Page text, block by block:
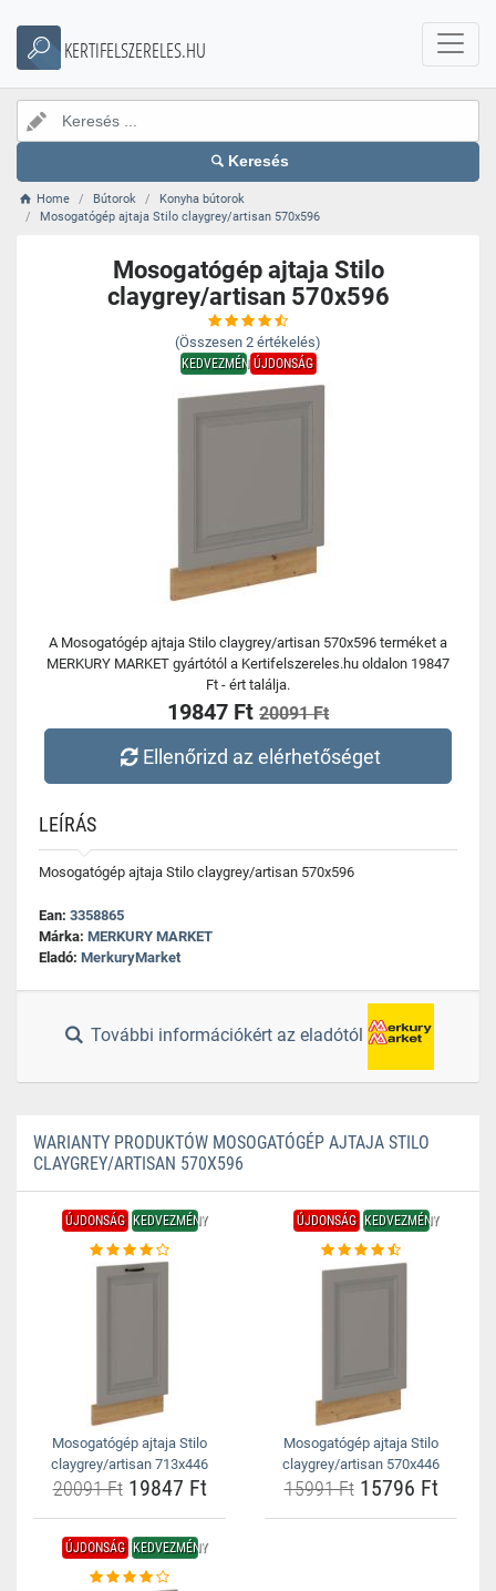
KERTIFELSZERELES.HU
Keresés
Home Bútorok
Konyha bútorok
Mosogatógép ajtaja Stilo claygrey/artisan 570x596
Mosogatógép ajtaja Stilo
claygrey/artisan 570x596
(Összesen 2 értékelés)
KEDVEZMÉNYÚJDONSÁG
A Mosogatógép ajtaja Stilo claygrey/artisan 570x596 terméket a
MERKURY MARKET gyártótól a Kertifelszereles.hu oldalon 19847
Ft - ért találja.
19847 Ft 20091 Ft
Ellenőrizd az elérhetőséget
LEÍRÁS
Mosogatógép ajtaja Stilo claygrey/artisan 570x596
Ean: 3358865
Márka: MERKURY MARKET
Eladó: MerkuryMarket
További információkért az eladótól
WARIANTY PRODUKTÓW MOSOGATÓGÉP AJTAJA STILO
CLAYGREY/ARTISAN 570X596
ÚJDONSÁG KEDVEZMÉNY
Mosogatógép ajtaja Stilo
claygrey/artisan 713x446
20091 Ft19847 Ft
ÚJDONSÁG KEDVEZMÉNY
Mosogatógép ajtaja Stilo
claygrey/artisan 570x446
15991 Ft15796 Ft
ÚJDONSÁG KEDVEZMÉNY